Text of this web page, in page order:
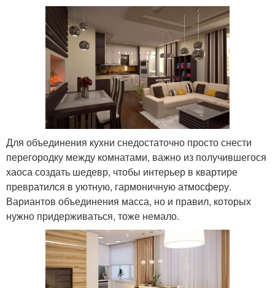
Для объединения кухни снедостаточно просто снести
перегородку между комнатами, важно из получившегося
хаоса создать шедевр, чтобы интерьер в квартире
превратился в уютную, гармоничную атмосферу.
Вариантов объединения масса, но и правил, которых
нужно придерживаться, тоже немало.